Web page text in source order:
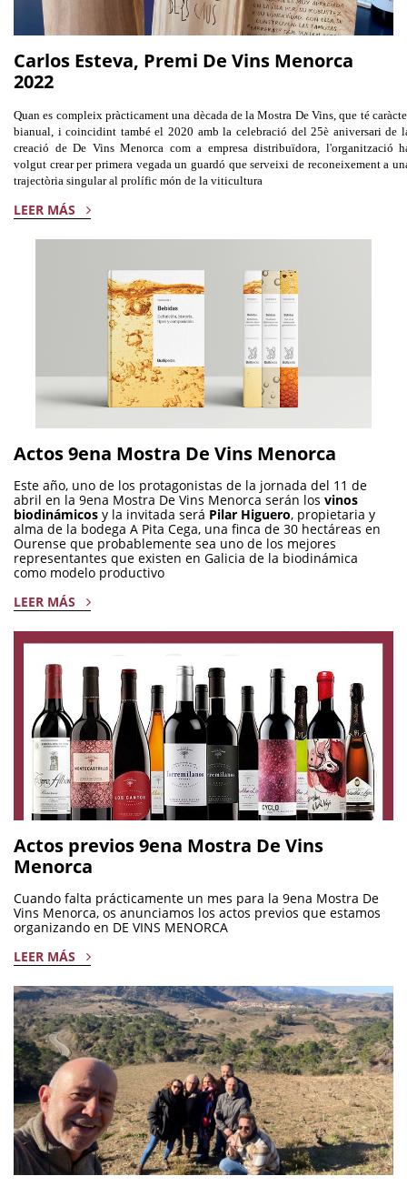
Carlos Esteva, Premi De Vins Menorca
2022
Quan es compleix pràcticament una dècada de la Mostra De Vins, que té
bianual, i coincidint també el 2020 amb la celebració del 25è aniversari de
creació de De Vins Menorca com a empresa distribuïdora, l'organització
volgut crear per primera vegada un guardó que serveixi de reconeixement a
trajectòria singular al prolífic món de la viticultura
LEER MÁS
Actos 9ena Mostra De Vins Menorca
Este año, uno de los protagonistas de la jornada del 11 de
abril en la 9ena Mostra De Vins Menorca serán los vinos
biodinámicos y la invitada será Pilar Higuero, propietaria y
alma de la bodega A Pita Cega, una finca de 30 hectáreas en
Ourense que probablemente sea uno de los mejores
representantes que existen en Galicia de la biodinámica
como modelo productivo
LEER MÁS
Actos previos 9ena Mostra De Vins
Menorca
Cuando falta prácticamente un mes para la 9ena Mostra De
Vins Menorca, os anunciamos los actos previos que estamos
organizando en DE VINS MENORCA
LEER MÁS